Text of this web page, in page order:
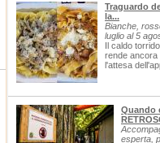
Traguardo
la...
Bianche,
luglio al 5
Il caldo
rende ancora
l'attesa
Quando
esperta,